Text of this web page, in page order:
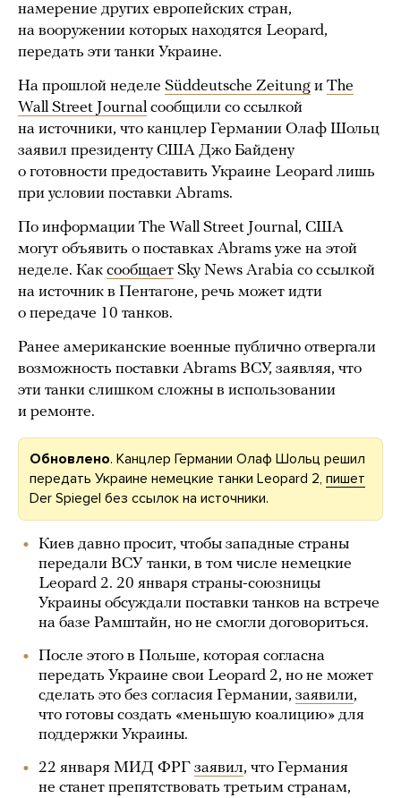
намерение других европейских стран,
на вооружении которых находятся Leopard,
передать эти танки Украине.
На прошлой неделе Süddeutsche Zeitung и The
Wall Street Journal сообщили со ссылкой
на источники, что канцлер Германии Олаф Шольц
заявил президенту США Джо Байдену
о готовности предоставить Украине Leopard лишь
при условии поставки Abrams.
По информации The Wall Street Journal, США
могут объявить о поставках Abrams уже на этой
неделе. Как сообщает Sky News Arabia со ссылкой
на источник в Пентагоне, речь может идти
о передаче 10 танков.
Ранее американские военные публично отвергали
возможность поставки Abrams ВСУ, заявляя, что
эти танки слишком сложны в использовании
и ремонте.
Обновлено. Канцлер Германии Олаф Шольц решил
передать Украине немецкие танки Leopard 2, пишет
Der Spiegel без ссылок на источники.
Киев давно просит, чтобы западные страны
передали ВСУ танки, в том числе немецкие
Leopard 2. 20 января страны-союзницы
Украины обсуждали поставки танков на встрече
на базе Рамштайн, но не смогли договориться.
После этого в Польше, которая согласна
передать Украине свои Leopard 2, но не может
сделать это без согласия Германии, заявили,
что готовы создать «меньшую коалицию» для
поддержки Украины.
22 января МИД ФРГ заявил, что Германия
не станет препятствовать третьим странам,